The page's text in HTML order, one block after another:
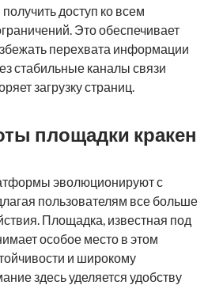
доступ ко всем
Это обеспечивает
перехвата информации
стабильные каналы связи
загрузку страниц.
площадки кракен
эволюционируют с
пользователям все больше
Площадка, известная под
особое место в этом
и широкому
здесь уделяется удобству